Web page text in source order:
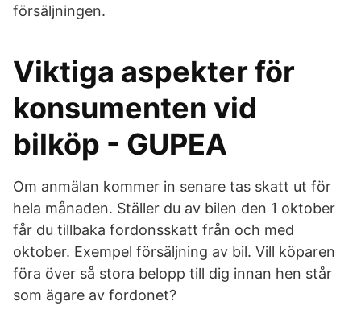
försäljningen.
Viktiga aspekter för
konsumenten vid
bilköp - GUPEA
Om anmälan kommer in senare tas skatt ut för
hela månaden. Ställer du av bilen den 1 oktober
får du tillbaka fordonsskatt från och med
oktober. Exempel försäljning av bil. Vill köparen
föra över så stora belopp till dig innan hen står
som ägare av fordonet?